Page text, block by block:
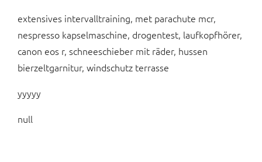
extensives intervalltraining, met parachute mcr,
nespresso kapselmaschine, drogentest, laufkopfhörer,
canon eos r, schneeschieber mit räder, hussen
bierzeltgarnitur, windschutz terrasse
yyyyy
null